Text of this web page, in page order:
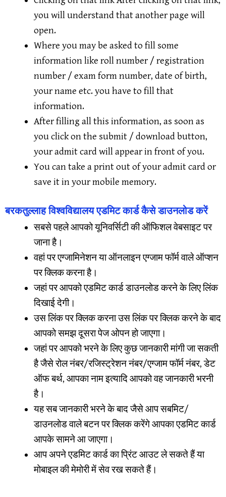
you will understand that another page will
open.
Where you may be asked to fill some
information like roll number / registration
number / exam form number, date of birth,
your name etc. you have to fill that
information.
After filling all this information, as soon as
you click on the submit / download button,
your admit card will appear in front of you.
You can take a print out of your admit card or
save it in your mobile memory.
बरकतुल्लाह विश्वविद्यालय एडमिट कार्ड कैसे डाउनलोड करें
सबसे पहले आपको यूनिवर्सिटी की ऑफिशल वेबसाइट पर
जाना है।
वहां पर एग्जामिनेशन या ऑनलाइन एग्जाम फॉर्म वाले ऑप्शन
पर क्लिक करना है।
जहां पर आपको एडमिट कार्ड डाउनलोड करने के लिए लिंक
दिखाई देगी।
उस लिंक पर क्लिक करना उस लिंक पर क्लिक करने के बाद
आपको समझ दूसरा पेज ओपन हो जाएगा।
जहां पर आपको भरने के लिए कुछ जानकारी मांगी जा सकती
है जैसे रोल नंबर/रजिस्ट्रेशन नंबर/एग्जाम फॉर्म नंबर, डेट
ऑफ बर्थ, आपका नाम इत्यादि आपको वह जानकारी भरनी
है।
यह सब जानकारी भरने के बाद जैसे आप सबमिट/
डाउनलोड वाले बटन पर क्लिक करेंगे आपका एडमिट कार्ड
आपके सामने आ जाएगा।
आप अपने एडमिट कार्ड का प्रिंट आउट ले सकते हैं या
मोबाइल की मेमोरी में सेव रख सकते हैं।